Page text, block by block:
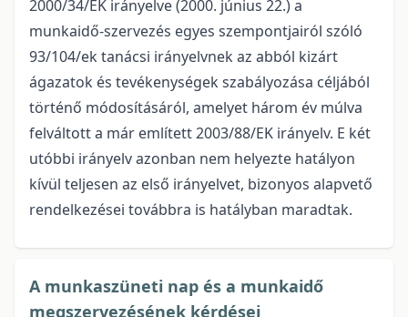
2000/34/EK irányelve (2000. június 22.) a
munkaidő-szervezés egyes szempontjairól szóló
93/104/ek tanácsi irányelvnek az abból kizárt
ágazatok és tevékenységek szabályozása céljából
történő módosításáról, amelyet három év múlva
felváltott a már említett 2003/88/EK irányelv. E két
utóbbi irányelv azonban nem helyezte hatályon
kívül teljesen az első irányelvet, bizonyos alapvető
rendelkezései továbbra is hatályban maradtak.
A munkaszüneti nap és a munkaidő
megszervezésének kérdései